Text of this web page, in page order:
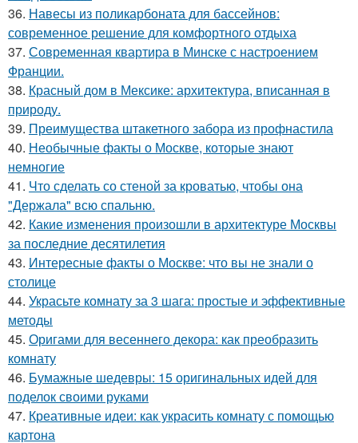
36. Навесы из поликарбоната для бассейнов:
современное решение для комфортного отдыха
37. Современная квартира в Минске с настроением
Франции.
38. Красный дом в Мексике: архитектура, вписанная в
природу.
39. Преимущества штакетного забора из профнастила
40. Необычные факты о Москве, которые знают
немногие
41. Что сделать со стеной за кроватью, чтобы она
"Держала" всю спальню.
42. Какие изменения произошли в архитектуре Москвы
за последние десятилетия
43. Интересные факты о Москве: что вы не знали о
столице
44. Украсьте комнату за 3 шага: простые и эффективные
методы
45. Оригами для весеннего декора: как преобразить
комнату
46. Бумажные шедевры: 15 оригинальных идей для
поделок своими руками
47. Креативные идеи: как украсить комнату с помощью
картона